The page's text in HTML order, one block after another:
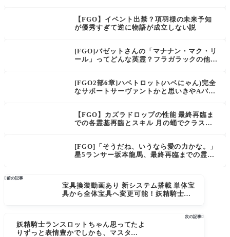
【FGO】イベント出禁？項羽様の未来予知
が優秀すぎて逆に物語が成立しない説
[FGO]バゼットさんの「マナナン・マク・リ
ール」ってどんな英霊？フラガラックの他に
[FGO2部6章]ハベトロット(ハベにゃん)完全
なサポートサーヴァントかと思いきやAバフ
【FGO】カズラドロップの性能 最終再臨ま
での各霊基再臨とスキル 月の蛹でクラスを
[FGO]「そうだね、いうなら愛の力かな。」
星5ランサー坂本龍馬、最終再臨までの霊基
前の記事
宝具換装動画あり 新システム搭載 単体宝
具から全体宝具へ変更可能！妖精騎士ラ
次の記事
妖精騎士ランスロットちゃん思ってたよ
りずっと表情豊かでしかも、マスターラ